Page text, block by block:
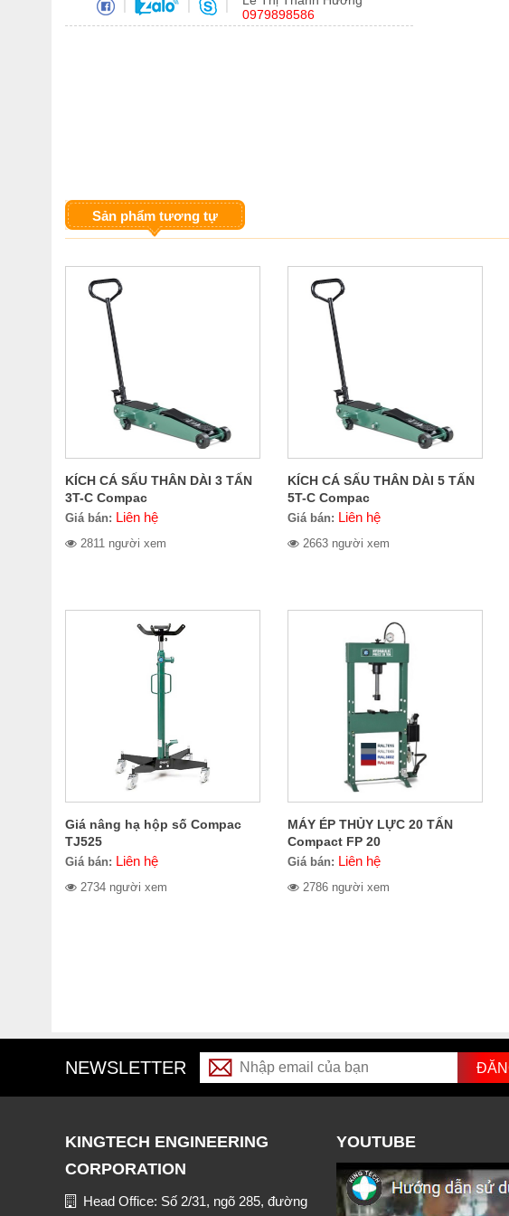
0979898586
Sản phẩm tương tự
KÍCH CÁ SẤU THÂN DÀI 3 TẤN
3T-C Compac
Giá bán: Liên hệ
2811 người xem
KÍCH CÁ SẤU THÂN DÀI 5 TẤN
5T-C Compac
Giá bán: Liên hệ
2663 người xem
Giá nâng hạ hộp số Compac
TJ525
Giá bán: Liên hệ
2734 người xem
MÁY ÉP THỦY LỰC 20 TẤN
Compact FP 20
Giá bán: Liên hệ
2786 người xem
NEWSLETTER
KINGTECH ENGINEERING
CORPORATION
Head Office: Số 2/31, ngõ 285, đường
YOUTUBE